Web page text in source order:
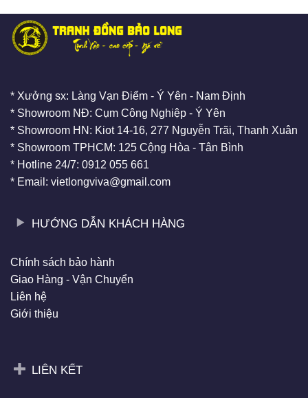
* Xưởng sx: Làng Vạn Điểm - Ý Yên - Nam Định
* Showroom NĐ: Cụm Công Nghiệp - Ý Yên
* Showroom HN: Kiot 14-16, 277 Nguyễn Trãi, Thanh Xuân
* Showroom TPHCM: 125 Cộng Hòa - Tân Bình
* Hotline 24/7: 0912 055 661
* Email: vietlongviva@gmail.com
HƯỚNG DẪN KHÁCH HÀNG
Chính sách bảo hành
Giao Hàng - Vận Chuyển
Liên hệ
Giới thiệu
LIÊN KẾT